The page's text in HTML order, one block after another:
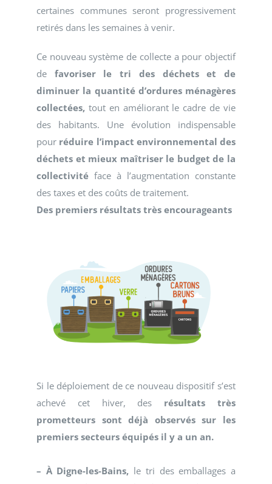
certaines communes seront progressivement
retirés dans les semaines à venir.
Ce nouveau système de collecte a pour objectif
de favoriser le tri des déchets et de
diminuer la quantité d’ordures ménagères
collectées, tout en améliorant le cadre de vie
des habitants. Une évolution indispensable
pour réduire l’impact environnemental des
déchets et mieux maîtriser le budget de la
collectivité face à l’augmentation constante
des taxes et des coûts de traitement.
Des premiers résultats très encourageants
Si le déploiement de ce nouveau dispositif s’est
achevé cet hiver, des résultats très
prometteurs sont déjà observés sur les
premiers secteurs équipés il y a un an.
– À Digne-les-Bains, le tri des emballages a